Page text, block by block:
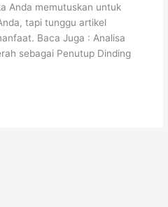
Anda memutuskan untuk
tapi tunggu artikel
Baca Juga : Analisa
sebagai Penutup Dinding